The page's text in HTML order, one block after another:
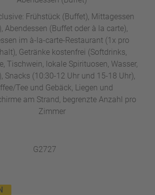
Frühstück (Buffet), Mittagessen
Abendessen (Buffet oder à la carte),
im à-la-carte-Restaurant (1x pro
Getränke kostenfrei (Softdrinks,
Tischwein, lokale Spirituosen, Wasser,
Snacks (10:30-12 Uhr und 15-18 Uhr),
Tee und Gebäck, Liegen und
am Strand, begrenzte Anzahl pro
Zimmer
G2727